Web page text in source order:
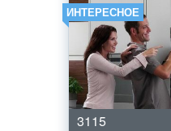
ИНТЕРЕСНОЕ
3115